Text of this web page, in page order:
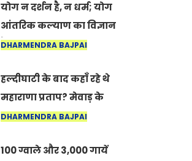
योग न दर्शन है, न धर्म; योग
आंतरिक कल्याण का विज्ञान
है: अंतरराष्ट्रीय योग दिवस
DHARMENDRA BAJPAI
हल्दीघाटी के बाद कहाँ रहे थे
महाराणा प्रताप? मेवाड़ के
इतिहास का वह अनकहा
में जीवित है
DHARMENDRA BAJPAI
100 ग्वाले और 3,000 गायें